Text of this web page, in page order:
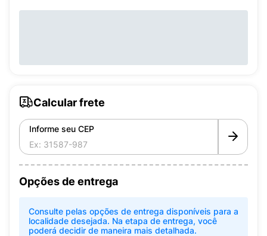
Calcular frete
Informe seu CEP
Opções de entrega
Consulte pelas opções de entrega disponíveis para a
localidade desejada. Na etapa de entrega, você
poderá decidir de maneira mais detalhada.